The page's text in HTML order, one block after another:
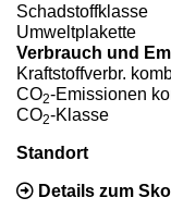
Schadstoffklasse
Umweltplakette
Verbrauch und
Kraftstoffverbr.
CO2-Emissionen
CO2-Klasse
Standort
Details zum